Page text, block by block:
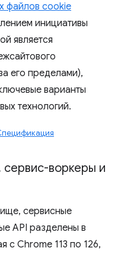
файлов cookie
инициативы
является
его пределами),
варианты
технологий.
сервис-воркеры и
сервисные
API разделены в
с Chrome 113 по 126,